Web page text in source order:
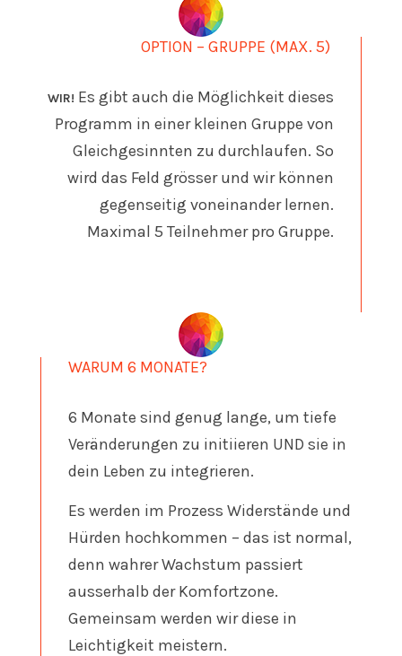
OPTION – GRUPPE (MAX. 5)
WIR! Es gibt auch die Möglichkeit dieses
Programm in einer kleinen Gruppe von
Gleichgesinnten zu durchlaufen. So
wird das Feld grösser und wir können
gegenseitig voneinander lernen.
Maximal 5 Teilnehmer pro Gruppe.
WARUM 6 MONATE?
6 Monate sind genug lange, um tiefe
Veränderungen zu initiieren UND sie in
dein Leben zu integrieren.
Es werden im Prozess Widerstände und
Hürden hochkommen – das ist normal,
denn wahrer Wachstum passiert
ausserhalb der Komfortzone.
Gemeinsam werden wir diese in
Leichtigkeit meistern.